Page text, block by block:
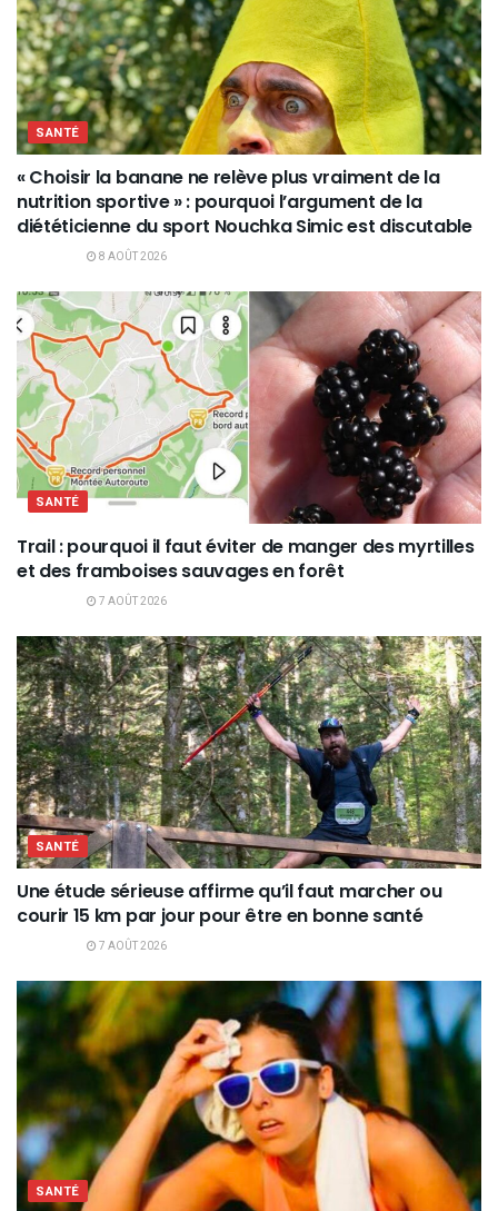
SANTÉ
« Choisir la banane ne relève plus vraiment de la
nutrition sportive » : pourquoi l’argument de la
diététicienne du sport Nouchka Simic est discutable
8 AOÛT 2026
SANTÉ
Trail : pourquoi il faut éviter de manger des myrtilles
et des framboises sauvages en forêt
7 AOÛT 2026
SANTÉ
Une étude sérieuse affirme qu’il faut marcher ou
courir 15 km par jour pour être en bonne santé
7 AOÛT 2026
SANTÉ